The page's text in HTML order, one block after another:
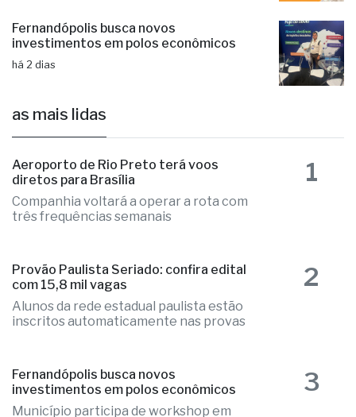
Fernandópolis busca novos
investimentos em polos econômicos
há 2 dias
as mais lidas
Aeroporto de Rio Preto terá voos
diretos para Brasília
Companhia voltará a operar a rota com
três frequências semanais
1
Provão Paulista Seriado: confira edital
com 15,8 mil vagas
Alunos da rede estadual paulista estão
inscritos automaticamente nas provas
2
Fernandópolis busca novos
investimentos em polos econômicos
Município participa de workshop em
3